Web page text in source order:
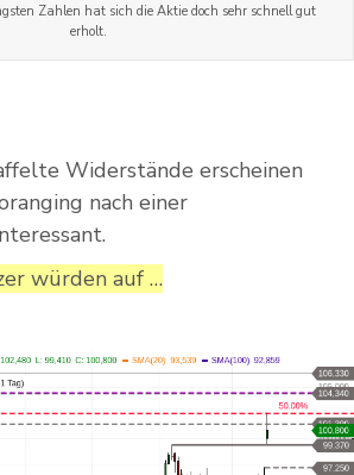
Zahlen hat sich die Aktie doch sehr schnell gut
erholt.
Widerstände erscheinen
nach einer
würden auf …